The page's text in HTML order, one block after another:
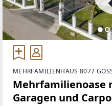
MEHRFAMILIENHAUS 8077
Mehrfamilienoase
Garagen und